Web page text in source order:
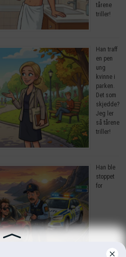
tårene
triller!
Han traff
en pen
ung
kvinne i
parken.
Det som
skjedde?
Jeg ler
så tårene
triller!
Han ble
stoppet
for